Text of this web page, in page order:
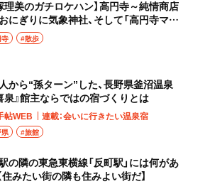
理美のガチロケハン】高円寺～純情商店
にぎりに気象神社、そして「高円寺マシ
#散歩
から“孫ターン”した、長野県釜沼温泉
泉』館主ならではの宿づくりとは
帖WEB 連載：会いに行きたい温泉宿
#旅館
の隣の東急東横線「反町駅」には何があ
住みたい街の隣も住みよい街だ】